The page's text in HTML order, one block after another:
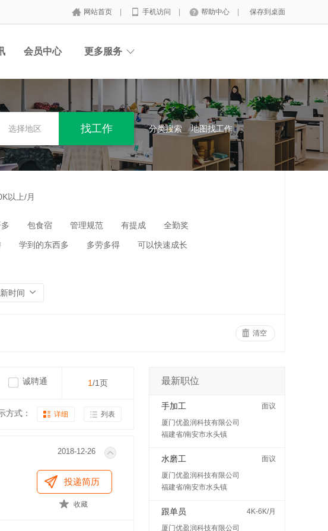
网站首页 手机访问 帮助中心 保存到桌面
会员中心 更多服务
选择地区 分类搜索 地图找工作
以上/月
包食宿 管理规范 有提成 全勤奖
学到的东西多 多劳多得 可以快速成长
时间
清空
诚聘通 1/1页
方式： 详细 列表
2018-12-26
投递简历
收藏
最新职位
手加工
面议
厦门优盈润科技有限公司
福建省/南安市水头镇
水磨工
面议
厦门优盈润科技有限公司
福建省/南安市水头镇
跟单员
4K-6K/月
厦门优盈润科技有限公司